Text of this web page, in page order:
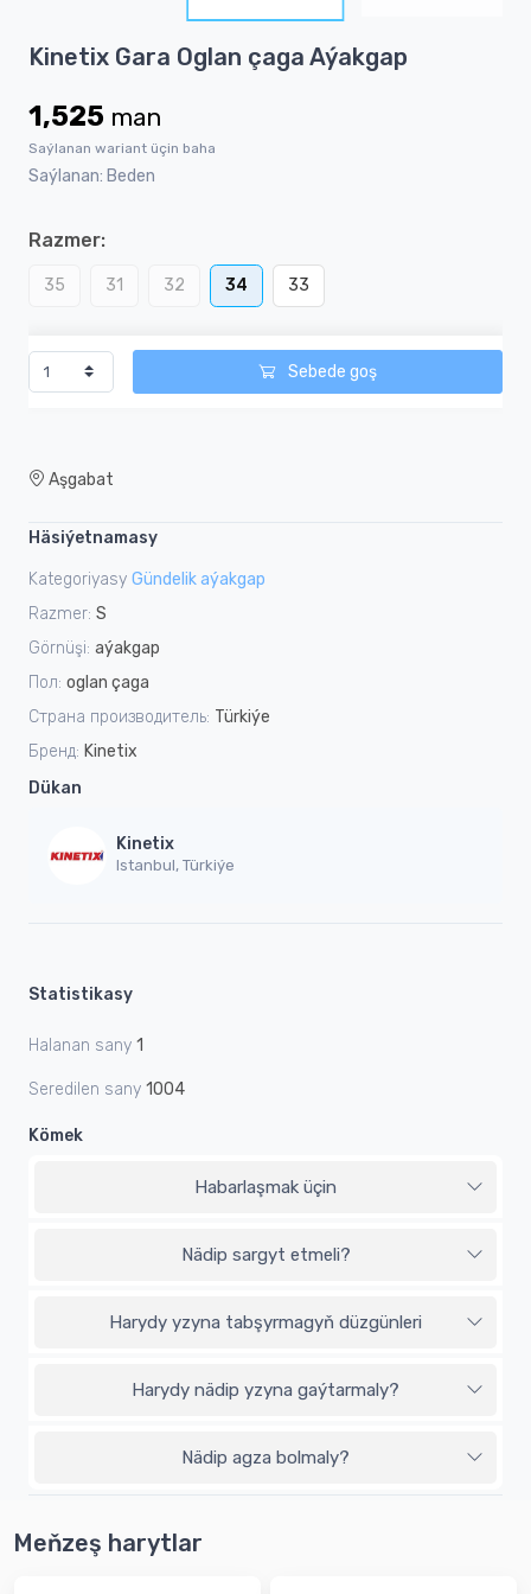
1
4
Kinetix Gara Oglan çaga Aýakgap
1,525 man
Saýlanan wariant üçin baha
Saýlanan: Beden
Razmer:
35 31 32 34 33
Sebede goş
Aşgabat
Häsiýetnamasy
Kategoriyasy Gündelik aýakgap
Razmer: S
Görnüşi: aýakgap
Пол: oglan çaga
Страна производитель: Türkiýe
Бренд: Kinetix
Dükan
Kinetix
Istanbul, Türkiýe
Statistikasy
Halanan sany 1
Seredilen sany 1004
Kömek
Habarlaşmak üçin
Nädip sargyt etmeli?
Harydy yzyna tabşyrmagyň düzgünleri
Harydy nädip yzyna gaýtarmaly?
Nädip agza bolmaly?
Meňzeş harytlar